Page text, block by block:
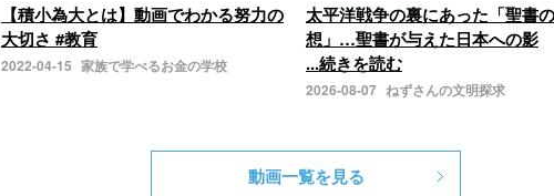
【積小為大とは】動画でわかる努力の
大切さ #教育
2022-04-15 家族で学べるお金の学校
太平洋戦争の裏にあった「聖書
想」…聖書が与えた日本への影
...続きを読む
2026-08-07 ねずさんの文明探求
動画一覧を見る